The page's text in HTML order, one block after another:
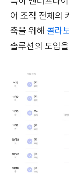
어 조직 전체의
축을 위해 콜라
솔루션의 도입